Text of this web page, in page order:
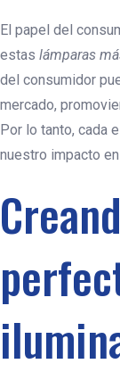
El papel del
estas lámparas
del consumidor
mercado,
Por lo tanto, cada
nuestro impacto